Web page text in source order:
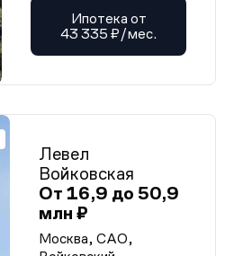
Ипотека от
43 335 ₽/мес.
Левел
Войковская
От 16,9 до 50,9
млн ₽
Москва, САО,